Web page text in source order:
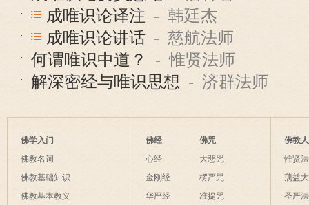
成唯识论译注 - 韩廷杰
成唯识论讲话 - 慈航法师
何谓唯识中道？
- 惟贤法师
解深密经与唯识思想 - 济群法师
佛学入门
佛教名词
佛教基础知识
佛教基本教义
佛经
心经
金刚经
华严经
佛咒
大悲咒
楞严咒
准提咒
佛教
惟贤
蕅益
圣严